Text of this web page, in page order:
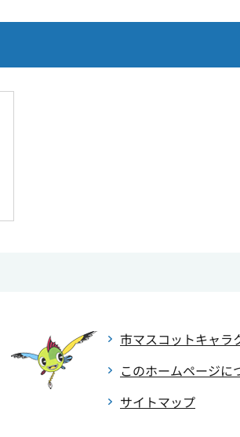
市マスコットキャラ
このホームページに
サイトマップ